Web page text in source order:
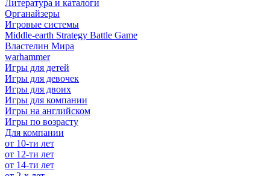
Литература и каталоги
Органайзеры
Игровые системы
Middle-earth Strategy Battle Game
Властелин Мира
warhammer
Игры для детей
Игры для девочек
Игры для двоих
Игры для компании
Игры на английском
Игры по возрасту
Для компании
от 10-ти лет
от 12-ти лет
от 14-ти лет